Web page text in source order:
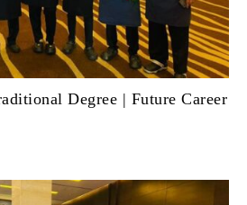
Degree | Future Career